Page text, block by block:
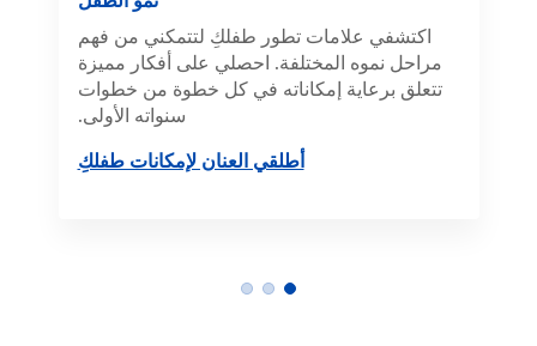
اكتشفي علامات تطور طفلكِ لتتمكني من فهم
مراحل نموه المختلفة. احصلي على أفكار مميزة
تتعلق برعاية إمكاناته في كل خطوة من خطوات
سنواته الأولى.
أطلقي العنان لإمكانات طفلكِ